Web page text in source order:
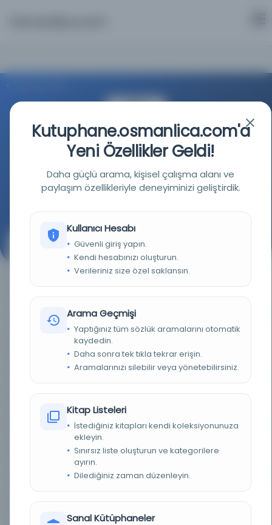
Florida Eyalet Üniversitesi Kütüphaneleri
Kitab al-bahjat al-sanīyah li-sharḥ al-qasīdah al-
Zaynabiyah / taʾlīf ʻAbd al-Muʻṭī al-Simlawī
BASIM TARIHI 1900
Kitap
Arapça
Hayır
Florida Eyalet Üniversitesi Kütüphaneleri
DEMIRBAŞ NUMARASI OCLC: 33923550
Kutuphane.osmanlica.com'a
Yeni Özellikler Geldi!
Daha güçlü arama, kişisel çalışma alanı ve
paylaşım özellikleriyle deneyiminizi geliştirdik.
Kullanıcı Hesabı
Güvenli giriş yapın.
Kendi hesabınızı oluşturun.
Verileriniz size özel saklansın.
Arama Geçmişi
Yaptığınız tüm sözlük aramalarını otomatik
kaydedin.
Daha sonra tek tıkla tekrar erişin.
Aramalarınızı silebilir veya yönetebilirsiniz.
Kitap Listeleri
İstediğiniz kitapları kendi koleksiyonunuza
ekleyin.
Sınırsız liste oluşturun ve kategorilere
ayırın.
Dilediğiniz zaman düzenleyin.
Sanal Kütüphaneler